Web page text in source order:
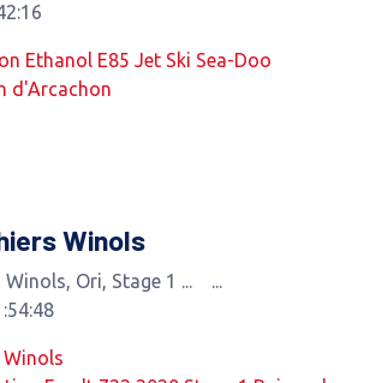
Ethanol E85 Jet Ski Sea-Doo
d'Arcachon
Winols
Winols, Ori, Stage 1 ... ...